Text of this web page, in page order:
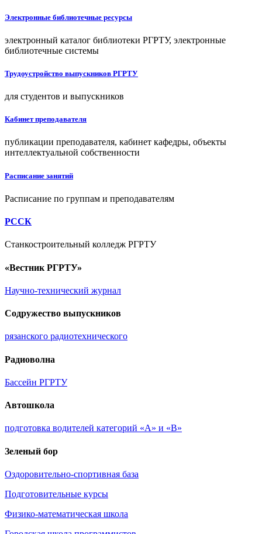
Электронные библиотечные ресурсы
электронный каталог библиотеки РГРТУ, электронные
библиотечные системы
Трудоустройство выпускников РГРТУ
для студентов и выпускников
Кабинет преподавателя
публикации преподавателя, кабинет кафедры, объекты
интеллектуальной собственности
Расписание занятий
Расписание по группам и преподавателям
РССК
Станкостроительный колледж РГРТУ
«Вестник РГРТУ»
Научно-технический журнал
Содружество выпускников
рязанского радиотехнического
Радиоволна
Бассейн РГРТУ
Автошкола
подготовка водителей категорий «A» и «B»
Зеленый бор
Оздоровительно-спортивная база
Подготовительные курсы
Физико-математическая школа